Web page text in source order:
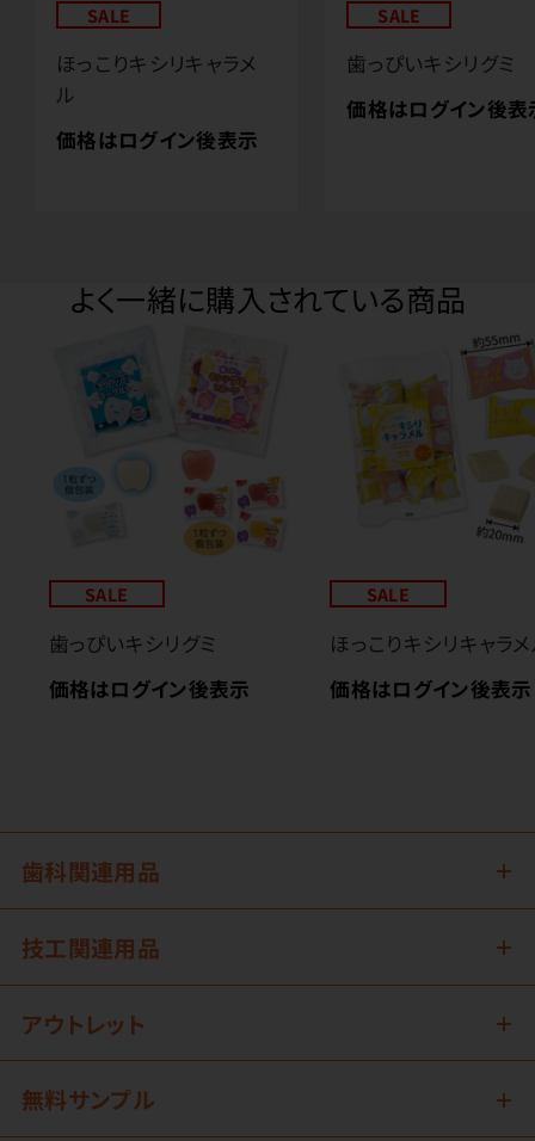
SALE
ほっこりキシリキャラメ
ル
価格はログイン後表示
SALE
歯っぴいキシリグミ
価格はログイン後表
よく一緒に購入されている商品
SALE
歯っぴいキシリグミ
価格はログイン後表示
SALE
ほっこりキシリキャラ
価格はログイン後表示
歯科関連用品
技工関連用品
アウトレット
無料サンプル